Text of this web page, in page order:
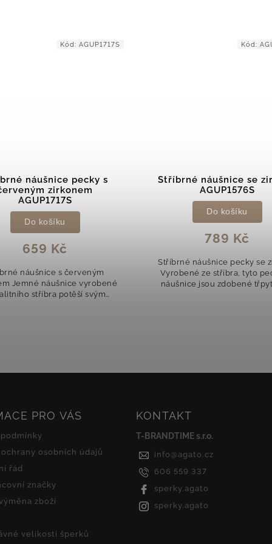
náušnice se zirkony
AGUP1576S
789 Kč
Do košíku
ze stříbra, tyto peckové
jsou zdobené třpytivými
zirkony, které dodávají jemný
Kód:AGUP1576S
Stříbrné náušnice
života AGUP3545S
789 Kč
Do košíku
Náušnice strom života se
Tyto stříbrné náušnice
oblíbeným tvarem stromu
Kód:
PRO VÁS
osobních údajů
řád
značky
zboží
velikosti šperků
KONTAKT
T-BRANDTIME s.r.o.
info @agato.cz
606 559 337
sperky.agato
sperky.agato